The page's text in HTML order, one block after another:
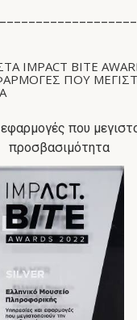
IMPACT BITE
ΠΟΥ
που
προσβασιμότητα